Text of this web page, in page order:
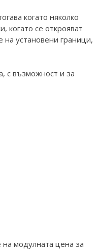
когато няколко
когато се открояват
установени граници,
с възможност и за
модулната цена за